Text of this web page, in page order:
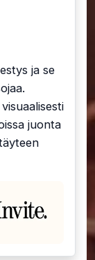
ja se
juonta